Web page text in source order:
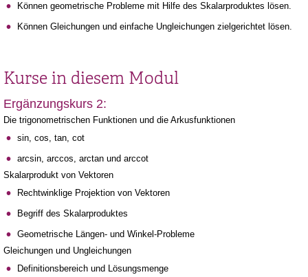
Können geometrische Probleme mit Hilfe des Skalarproduktes lösen.
Können Gleichungen und einfache Ungleichungen zielgerichtet lösen.
Kurse in diesem Modul
Ergänzungskurs 2:
Die trigonometrischen Funktionen und die Arkusfunktionen
sin, cos, tan, cot
arcsin, arccos, arctan und arccot
Skalarprodukt von Vektoren
Rechtwinklige Projektion von Vektoren
Begriff des Skalarproduktes
Geometrische Längen- und Winkel-Probleme
Gleichungen und Ungleichungen
Definitionsbereich und Lösungsmenge